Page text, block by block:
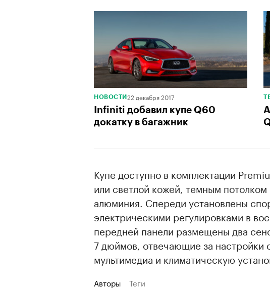
НОВОСТИ 22 декабря 2017
Infiniti добавил купе Q60
докатку в багажник
Купе доступно в комплектации
или светлой кожей, темным
алюминия. Спереди установлены
электрическими регулировками в
передней панели размещены два
7 дюймов, отвечающие за настройки
мультимедиа и климатическую
Авторы Теги